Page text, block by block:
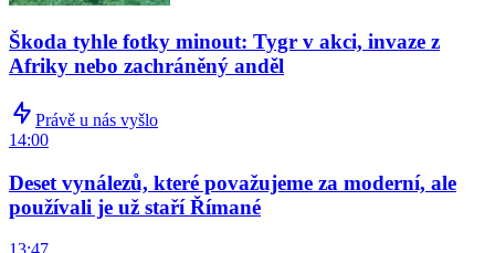
Škoda tyhle fotky minout: Tygr v akci, invaze z
Afriky nebo zachráněný anděl
Právě u nás vyšlo
14:00
Deset vynálezů, které považujeme za moderní, ale
používali je už staří Římané